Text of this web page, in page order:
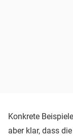
Konkrete
aber klar, dass